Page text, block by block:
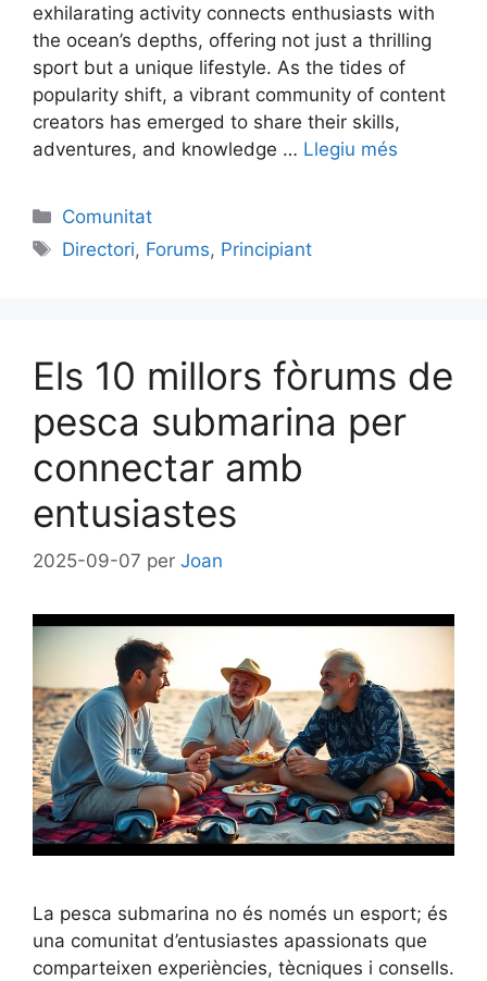
exhilarating activity connects enthusiasts with
the ocean’s depths, offering not just a thrilling
sport but a unique lifestyle. As the tides of
popularity shift, a vibrant community of content
creators has emerged to share their skills,
adventures, and knowledge … Llegiu més
Categories
Comunitat
Etiquetes
Directori, Forums, Principiant
Els 10 millors fòrums de
pesca submarina per
connectar amb
entusiastes
2025-09-07 per Joan
La pesca submarina no és només un esport; és
una comunitat d’entusiastes apassionats que
comparteixen experiències, tècniques i consells.